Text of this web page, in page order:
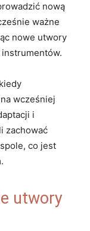
nową
ważne
nowe utwory
wcześniej
i
zachować
co jest
utwory